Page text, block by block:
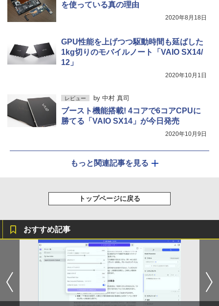
を使っている真の理由
2020年8月18日
GPU性能を上げつつ駆動時間も延ばした
1kg切りのモバイルノート「VAIO SX14/
12」
2020年10月1日
レビュー by 中村 真司
ブースト機能搭載! 4コアで6コアCPUに
勝てる「VAIO SX14」が今日発売
2020年10月9日
もっと関連記事を見る
トップページに戻る
おすすめ記事